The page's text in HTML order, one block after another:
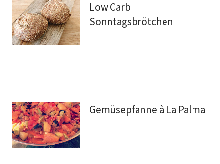
Low Carb
Sonntagsbrötchen
Gemüsepfanne à La Palma